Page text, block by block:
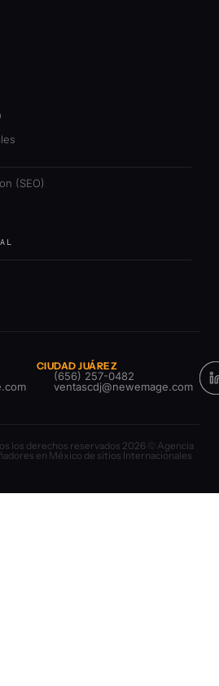
(SEO)
CIUDAD JUÁREZ
(656) 257-0482
ventascdj@newemage.com
los derechos reservados 2026 © Agencia
en México de sitios Internacionales